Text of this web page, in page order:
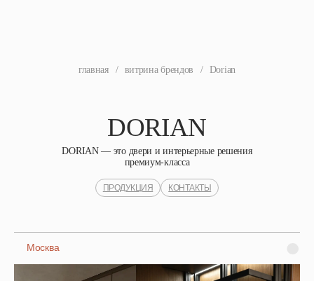
главная / витрина брендов / Dorian
DORIAN
DORIAN — это двери и интерьерные решения
премиум-класса
ПРОДУКЦИЯ КОНТАКТЫ
Москва